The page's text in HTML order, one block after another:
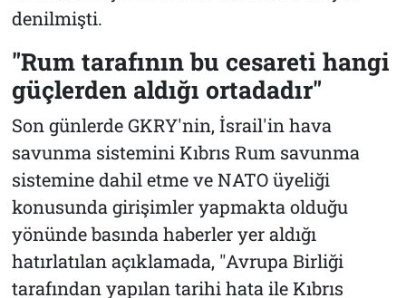
denilmişti.
"Rum tarafının bu cesareti hangi
güçlerden aldığı ortadadır"
Son günlerde GKRY'nin, İsrail'in hava
savunma sistemini Kıbrıs Rum savunma
sistemine dahil etme ve NATO üyeliği
konusunda girişimler yapmakta olduğu
yönünde basında haberler yer aldığı
hatırlatılan açıklamada, "Avrupa Birliği
tarafından yapılan tarihi hata ile Kıbrıs